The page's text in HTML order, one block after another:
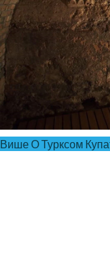
Више О Турксом